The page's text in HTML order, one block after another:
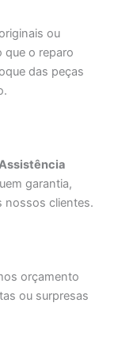
ou
que o reparo
das peças
garantia,
nossos clientes.
orçamento
ou surpresas